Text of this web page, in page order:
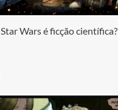
Star Wars é ficção científica?